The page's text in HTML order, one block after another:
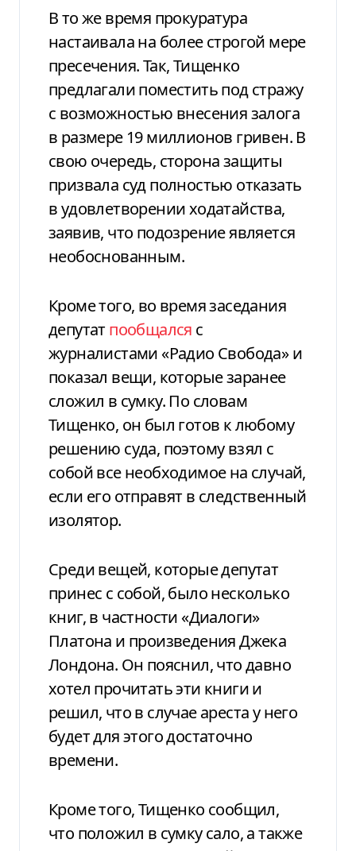
В то же время прокуратура
настаивала на более строгой мере
пресечения. Так, Тищенко
предлагали поместить под стражу
с возможностью внесения залога
в размере 19 миллионов гривен. В
свою очередь, сторона защиты
призвала суд полностью отказать
в удовлетворении ходатайства,
заявив, что подозрение является
необоснованным.
Кроме того, во время заседания
депутатпообщался с
журналистами «Радио Свобода» и
показал вещи, которые заранее
сложил в сумку. По словам
Тищенко, он был готов к любому
решению суда, поэтому взял с
собой все необходимое на случай,
если его отправят в следственный
изолятор.
Среди вещей, которые депутат
принес с собой, было несколько
книг, в частности «Диалоги»
Платона и произведения Джека
Лондона. Он пояснил, что давно
хотел прочитать эти книги и
решил, что в случае ареста у него
будет для этого достаточно
времени.
Кроме того, Тищенко сообщил,
что положил в сумку сало, а также